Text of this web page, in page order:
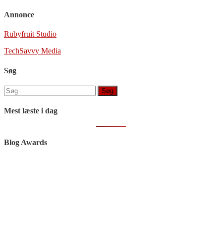
Annonce
Rubyfruit Studio
TechSavvy Media
Søg
Søg
efter:
Mest læste i dag
Blog Awards